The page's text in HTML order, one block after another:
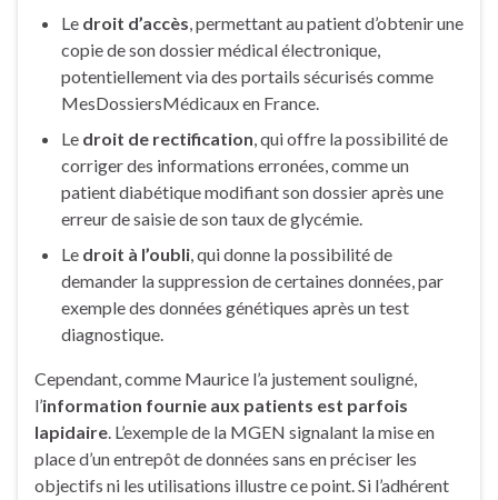
Le droit d’accès, permettant au patient d’obtenir une
copie de son dossier médical électronique,
potentiellement via des portails sécurisés comme
MesDossiersMédicaux en France.
Le droit de rectification, qui offre la possibilité de
corriger des informations erronées, comme un
patient diabétique modifiant son dossier après une
erreur de saisie de son taux de glycémie.
Le droit à l’oubli, qui donne la possibilité de
demander la suppression de certaines données, par
exemple des données génétiques après un test
diagnostique.
Cependant, comme Maurice l’a justement souligné,
l’information fournie aux patients est parfois
lapidaire. L’exemple de la MGEN signalant la mise en
place d’un entrepôt de données sans en préciser les
objectifs ni les utilisations illustre ce point. Si l’adhérent